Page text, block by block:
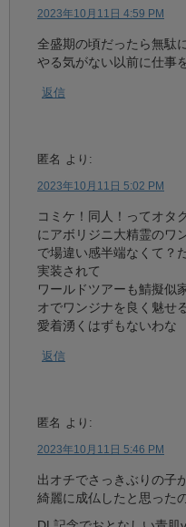
2023年10月11日 4:59 PM
全盛期の頃だったら無駄
やる気がない以前に仕事
返信
匿名 より:
2023年10月11日 5:02 PM
コミケ！同人！ってオタ
にアボリジニ大精霊のワ
で場違い感半端なくて？
実装されて
ワールドツアーも鯖擬似
オでワンジナを良く魅せ
愛着湧くはずもないわな
返信
匿名 より:
2023年10月11日 5:46 PM
出オチでさっきぶりの子
綺麗に成仏したと思った